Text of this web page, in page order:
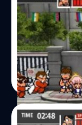
เกมในตำนาน
คุนิโอะ รวมกีฬา ม
วงศกร ปฐมชัยวัฒน์
Read More
07/08/2014